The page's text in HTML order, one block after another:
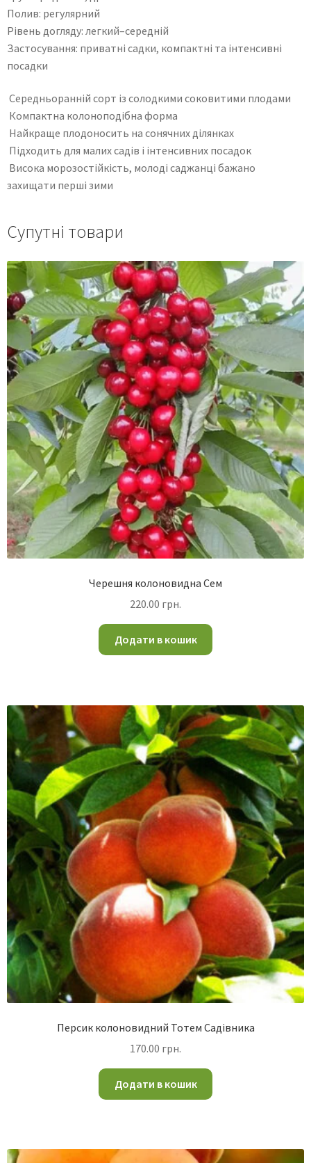
Полив: регулярний
Рівень догляду: легкий–середній
Застосування: приватні садки, компактні та інтенсивні
посадки
Середньоранній сорт із солодкими соковитими плодами
Компактна колоноподібна форма
Найкраще плодоносить на сонячних ділянках
Підходить для малих садів і інтенсивних посадок
Висока морозостійкість, молоді саджанці бажано
захищати перші зими
Супутні товари
Черешня колоновидна Сем
220.00 грн.
Додати в кошик
Персик колоновидний Тотем Садівника
170.00 грн.
Додати в кошик